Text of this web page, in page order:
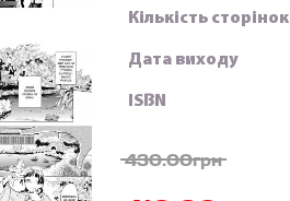
Кількість сторінок
Дата виходу
ISBN
430.00грн